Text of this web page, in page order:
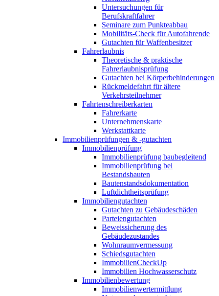
Untersuchungen für
Berufskraftfahrer
Seminare zum Punkteabbau
Mobilitäts-Check für Autofahrende
Gutachten für Waffenbesitzer
Fahrerlaubnis
Theoretische & praktische
Fahrerlaubnisprüfung
Gutachten bei Körperbehinderungen
Rückmeldefahrt für ältere
Verkehrsteilnehmer
Fahrtenschreiberkarten
Fahrerkarte
Unternehmenskarte
Werkstattkarte
Immobilienprüfungen & -gutachten
Immobilienprüfung
Immobilienprüfung baubegleitend
Immobilienprüfung bei
Bestandsbauten
Bautenstandsdokumentation
Luftdichtheitsprüfung
Immobiliengutachten
Gutachten zu Gebäudeschäden
Parteiengutachten
Beweissicherung des
Gebäudezustandes
Wohnraumvermessung
Schiedsgutachten
ImmobilienCheckUp
Immobilien Hochwasserschutz
Immobilienbewertung
Immobilienwertermittlung